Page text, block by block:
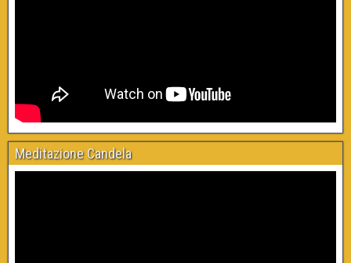
Meditazione Candela